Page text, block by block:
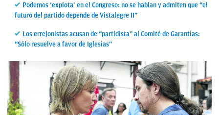
Podemos ‘explota’ en el Congreso: no se hablan y admiten que “el
futuro del partido depende de Vistalegre II”
Los errejonistas acusan de “partidista” al Comité de Garantías:
“Sólo resuelve a favor de Iglesias”